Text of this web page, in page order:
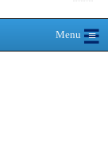
Menu≡
☰